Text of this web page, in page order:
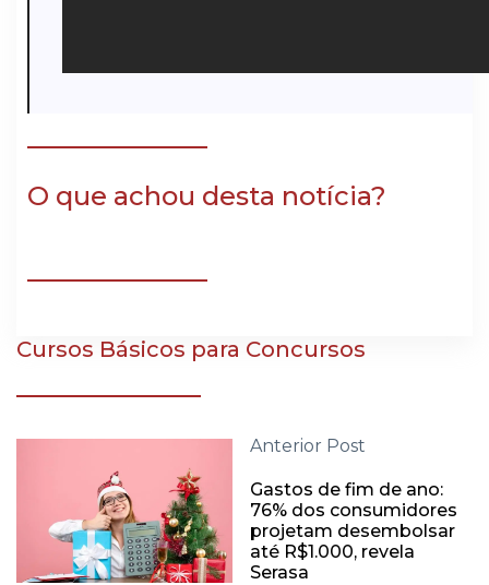
O que achou desta notícia?
Cursos Básicos para Concursos
Anterior Post
Gastos de fim de ano:
76% dos consumidores
projetam desembolsar
até R$1.000, revela
Serasa